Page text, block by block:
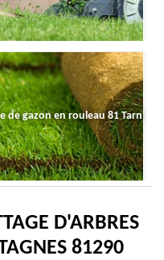
de gazon en rouleau 81 Tarn
D'ARBRES
81290